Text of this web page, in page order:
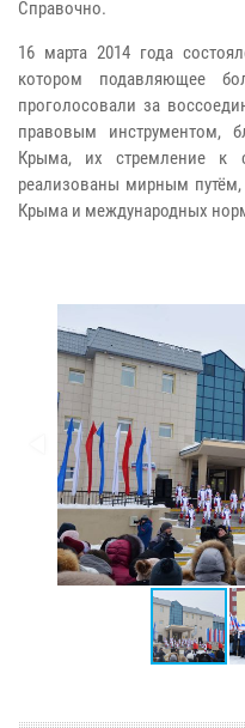
Справочно.
16 марта 2014 года
котором подавляющее
проголосовали за
правовым инструментом,
Крыма, их стремление к
реализованы мирным
Крыма и международных